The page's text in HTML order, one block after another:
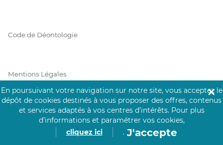
Code de Déontologie
Mentions Légales
Prérequis Click&Care
En poursuivant votre navigation sur notre site, vous acceptez le
dépôt de cookies destinés à vous proposer des offres, contenus
et services adaptés à vos centres d’intérêts. Pour plus
d’informations et paramétrer vos cookies,
cliquez ici
. J'accepte
✕